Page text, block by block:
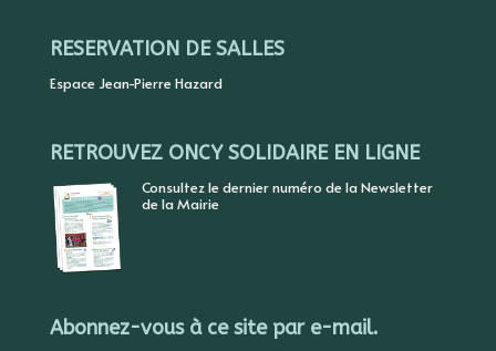
RESERVATION DE SALLES
Espace Jean-Pierre Hazard
RETROUVEZ ONCY SOLIDAIRE EN LIGNE
Consultez le dernier numéro de la Newsletter
de la Mairie
Abonnez-vous à ce site par e-mail.